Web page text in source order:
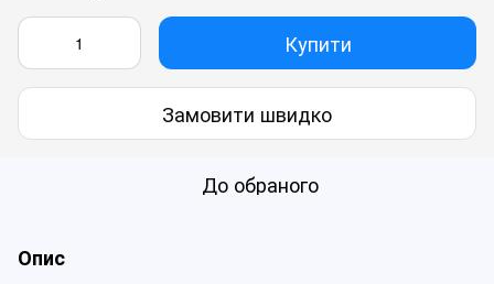
Купити
Замовити швидко
До обраного
Опис